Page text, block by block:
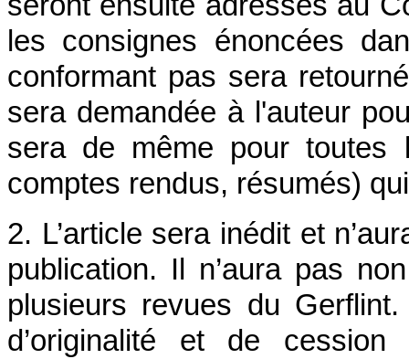
les consignes énoncées
conformant pas sera
sera demandée à l'auteur
sera de même pour toutes
comptes rendus, résumés)
2. L’article sera inédit et
publication. Il n’aura pas
plusieurs revues du
d’originalité et de